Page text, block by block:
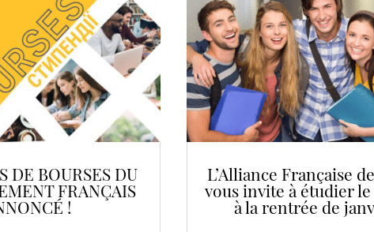
DE BOURSES DU
FRANÇAIS
!
L’Alliance Française
vous invite à étudier
à la rentrée de